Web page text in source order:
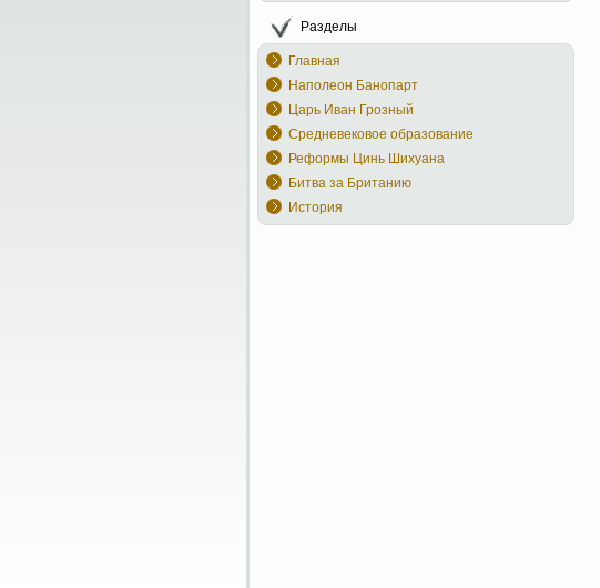
Разделы
Главная
Наполеон Банопарт
Царь Иван Грозный
Средневековое образование
Реформы Цинь Шихуана
Битва за Британию
История